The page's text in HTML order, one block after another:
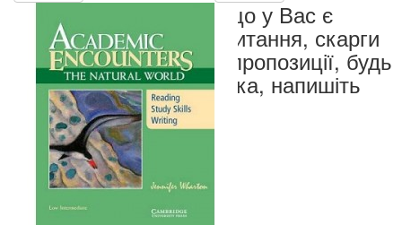
Якщо у Вас є
запитання, скарги
чи пропозиції, будь
ласка, напишіть